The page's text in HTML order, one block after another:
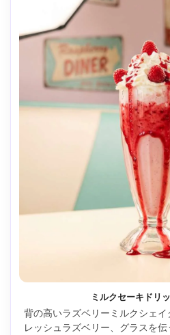
ミルクセーキドリ
背の高いラズベリーミルクシェ
レッシュラズベリー、グラスを